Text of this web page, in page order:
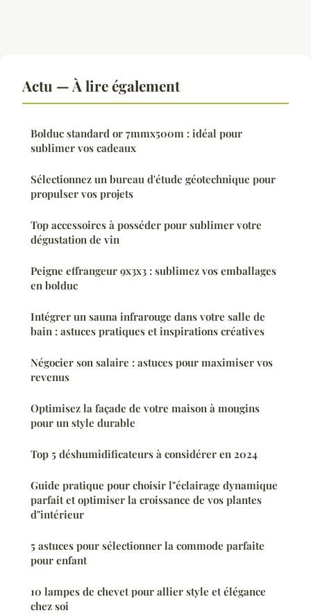
Actu — À lire également
Bolduc standard or 7mmx500m : idéal pour
sublimer vos cadeaux
Sélectionnez un bureau d'étude géotechnique pour
propulser vos projets
Top accessoires à posséder pour sublimer votre
dégustation de vin
Peigne effrangeur 9x3x3 : sublimez vos emballages
en bolduc
Intégrer un sauna infrarouge dans votre salle de
bain : astuces pratiques et inspirations créatives
Négocier son salaire : astuces pour maximiser vos
revenus
Optimisez la façade de votre maison à mougins
pour un style durable
Top 5 déshumidificateurs à considérer en 2024
Guide pratique pour choisir l"éclairage dynamique
parfait et optimiser la croissance de vos plantes
d"intérieur
5 astuces pour sélectionner la commode parfaite
pour enfant
10 lampes de chevet pour allier style et élégance
chez soi